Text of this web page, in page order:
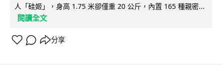
人「硅姬」，身高 1.75 米卻僅重 20 公斤，內置 165 種親密...
閱讀全文
分享